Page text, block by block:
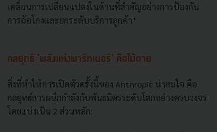
เคลื่อนการเปลี่ยนแปลงในด้านที่สำคัญอย่างการป้องกัน
การฉ้อโกงและยกระดับบริการลูกค้า"
กลยุทธ์ 'พลังแห่งพาร์ทเนอร์' คือไม้ตาย
สิ่งที่ทำให้การเปิดตัวครั้งนี้ของ Anthropic น่าสนใจ คือ
กลยุทธ์การผนึกกำลังกับพันธมิตรระดับโลกอย่างครบวงจร
โดยแบ่งเป็น 2 ส่วนหลัก: